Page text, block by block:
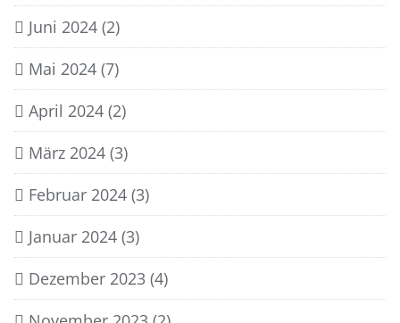
Juni 2024 (2)
Mai 2024 (7)
April 2024 (2)
März 2024 (3)
Februar 2024 (3)
Januar 2024 (3)
Dezember 2023 (4)